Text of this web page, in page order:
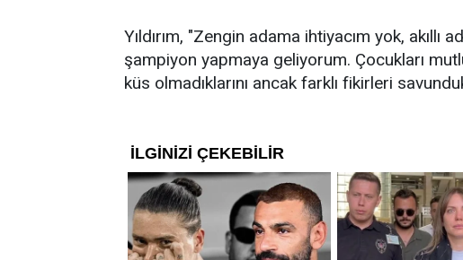
Yıldırım, "Zengin adama ihtiyacım yok,
şampiyon yapmaya geliyorum. Çocukları
küs olmadıklarını ancak farklı fikirleri